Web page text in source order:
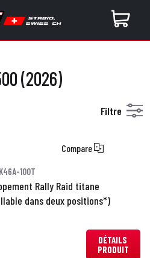
(2026)
Filtre
Compare
K46A-100T
Rally Raid titane
dans deux positions*)
DÉTAILS
PRODUIT